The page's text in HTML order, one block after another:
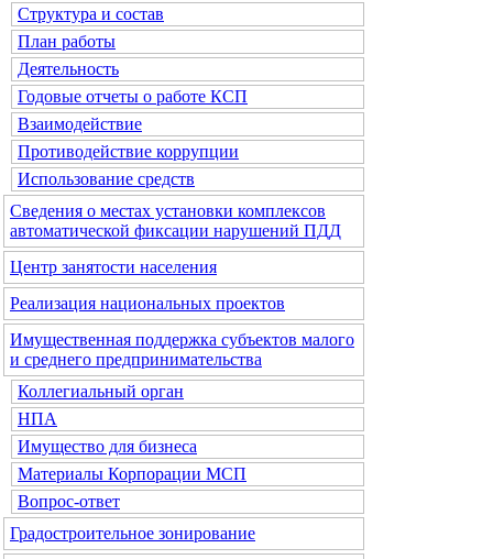
Структура и состав
План работы
Деятельность
Годовые отчеты о работе КСП
Взаимодействие
Противодействие коррупции
Использование средств
Сведения о местах установки комплексов
автоматической фиксации нарушений ПДД
Центр занятости населения
Реализация национальных проектов
Имущественная поддержка субъектов малого
и среднего предпринимательства
Коллегиальный орган
НПА
Имущество для бизнеса
Материалы Корпорации МСП
Вопрос-ответ
Градостроительное зонирование